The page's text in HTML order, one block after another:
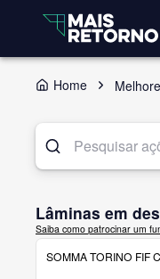
Home
Lâminas em
Saiba como patrocinar um
SOMMA TORINO FIF